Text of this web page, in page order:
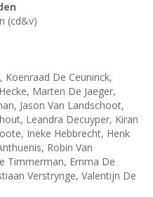
(cd&v)
De Ceuninck,
Marten De Jaeger,
Jason Van Landschoot,
Leandra Decuyper, Kiran
Ineke Hebbrecht, Henk
Robin Van
Timmerman, Emma De
Verstrynge, Valentijn De